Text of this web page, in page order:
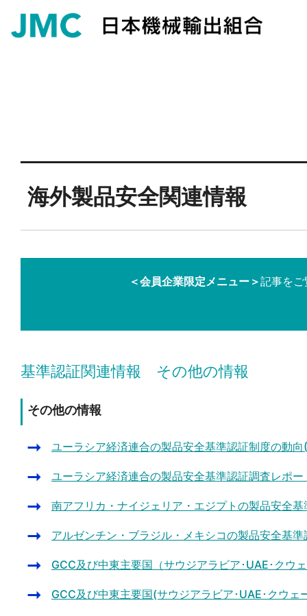
海外製品安全関連情報
＜会員企業限定メニュー＞記事を
基準認証関連情報 その他の情報
その他の情報
ユーラシア経済連合の製品安全基準認証制度の動
ユーラシア経済連合の製品安全基準認証調査レポ
南アフリカ・ナイジェリア・エジプトの製品安全
アルゼンチン・ブラジル・メキシコの製品安全基
GCC及び中東主要国（サウジアラビア･UAE･ク
GCC及び中東主要国(サウジアラビア･UAE･クウ